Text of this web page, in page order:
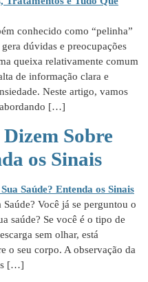
conhecido como “pelinha”
dúvidas e preocupações
queixa relativamente comum
de informação clara e
Neste artigo, vamos
abordando […]
Dizem Sobre
os Sinais
Você já se perguntou o
saúde? Se você é o tipo de
sem olhar, está
o seu corpo. A observação da
[…]